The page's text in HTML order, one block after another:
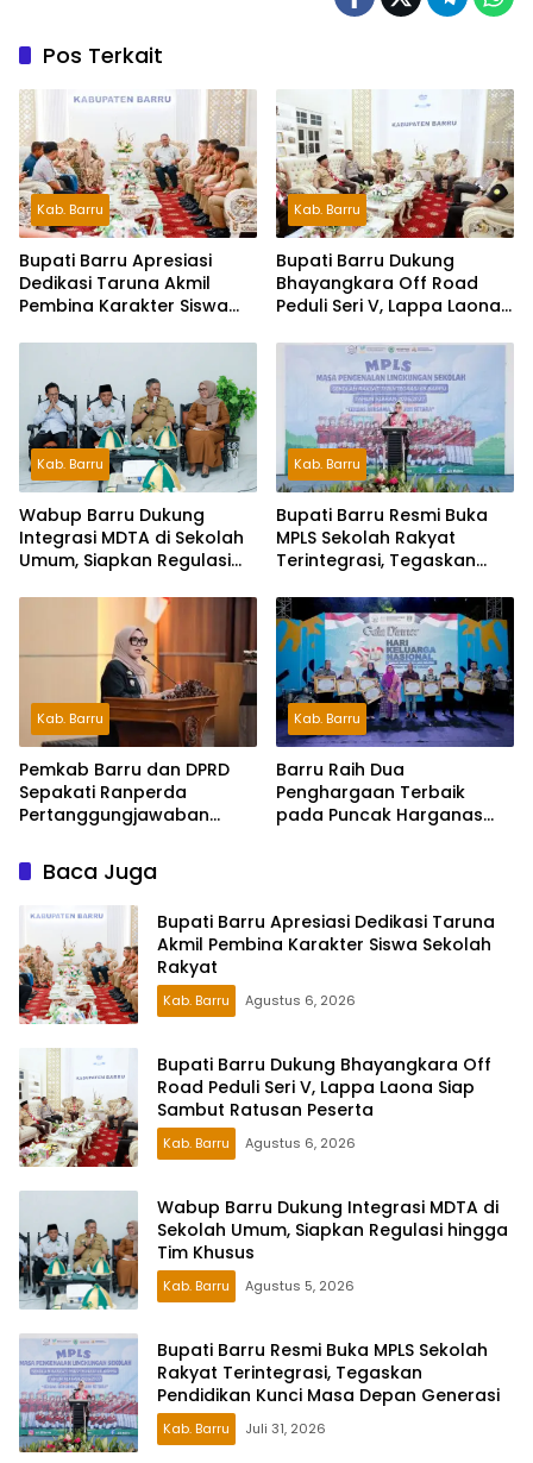
Pos Terkait
Kab. Barru
Bupati Barru Apresiasi
Dedikasi Taruna Akmil
Pembina Karakter Siswa
Kab. Barru
Bupati Barru Dukung
Bhayangkara Off Road
Peduli Seri V, Lappa Laona
Peserta
Kab. Barru
Wabup Barru Dukung
Integrasi MDTA di Sekolah
Umum, Siapkan Regulasi
Kab. Barru
Bupati Barru Resmi Buka
MPLS Sekolah Rakyat
Terintegrasi, Tegaskan
Depan Generasi
Kab. Barru
Pemkab Barru dan DPRD
Sepakati Ranperda
Pertanggungjawaban
Komitmen Tata Kelola dan
Perlindungan Anak
Kab. Barru
Barru Raih Dua
Penghargaan Terbaik
pada Puncak Harganas
Baca Juga
Bupati Barru Apresiasi Dedikasi Taruna
Akmil Pembina Karakter Siswa Sekolah
Rakyat
Kab. Barru Agustus 6, 2026
Bupati Barru Dukung Bhayangkara Off
Road Peduli Seri V, Lappa Laona Siap
Sambut Ratusan Peserta
Kab. Barru Agustus 6, 2026
Wabup Barru Dukung Integrasi MDTA di
Sekolah Umum, Siapkan Regulasi hingga
Tim Khusus
Kab. Barru Agustus 5, 2026
Bupati Barru Resmi Buka MPLS Sekolah
Rakyat Terintegrasi, Tegaskan
Pendidikan Kunci Masa Depan Generasi
Kab. Barru Juli 31, 2026